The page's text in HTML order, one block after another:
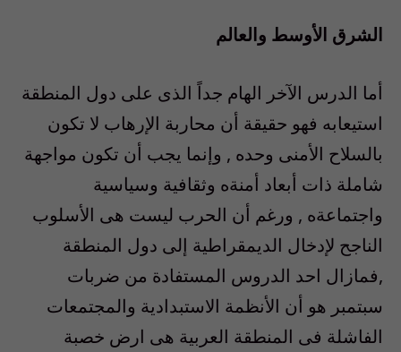
الشرق الأوسط والعالم
أما الدرس الآخر الهام جداً الذى على دول المنطقة
استيعابه فهو حقيقة أن محاربة الإرهاب لا تكون
بالسلاح الأمنى وحده , وإنما يجب أن تكون مواجهة
شاملة ذات أبعاد أمنةه وثقافية وسياسية
واجتماعةه , ورغم أن الحرب ليست هى الأسلوب
الناجح لإدخال الديمقراطية إلى دول المنطقة
,فمازال احد الدروس المستفادة من ضربات
سبتمبر هو أن الأنظمة الاستبدادية والمجتمعات
الفاشلة فى المنطقة العربية هى ارض خصبة